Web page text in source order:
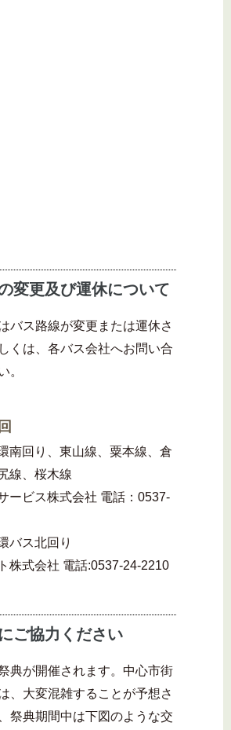
変更及び運休について
バス路線が変更または運休さ
くは、各バス会社へお問い合
。
南回り、東山線、粟本線、倉
線、桜木線
ービス株式会社 電話：0537-
バス北回り
株式会社 電話:0537-24-2210
ご協力ください
典が開催されます。中心市街
、大変混雑することが予想さ
祭典期間中は下図のような交